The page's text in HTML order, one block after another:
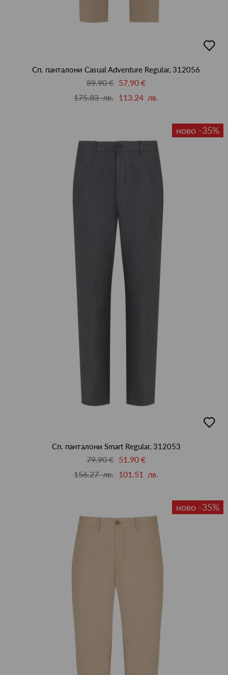
в
Сп. панталони Casual Adventure Regular, 312056
89.90 € 57.90 €
175.83 лв. 113.24 лв.
ново -35%
в
Сп. панталони Smart Regular, 312053
79.90 € 51.90 €
156.27 лв. 101.51 лв.
ново -35%